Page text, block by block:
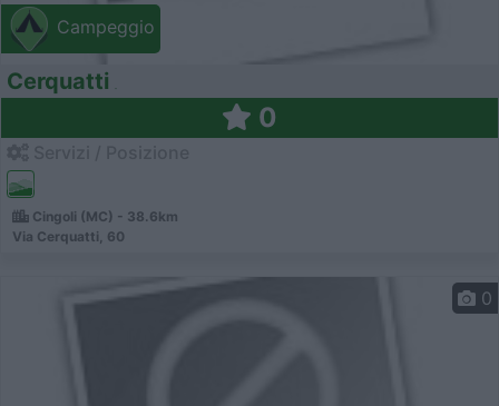
Campeggio
Cerquatti
0
Cingoli (MC) - 38.6km
Via Cerquatti, 60
0